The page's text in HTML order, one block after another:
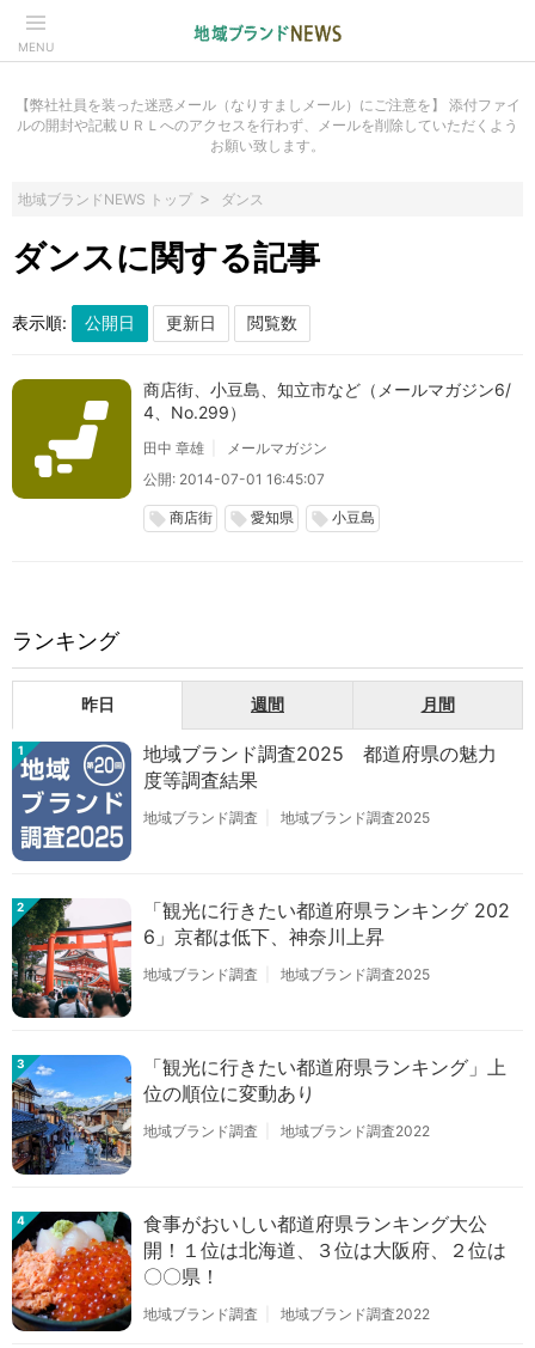
MENU
【弊社社員を装った迷惑メール（なりすましメール）にご注意を】 添付ファイ
ルの開封や記載ＵＲＬへのアクセスを行わず、メールを削除していただくよう
お願い致します。
地域ブランドNEWS トップ ダンス
ダンスに関する記事
表示順:
商店街、小豆島、知立市など（メールマガジン6/
4、No.299）
田中 章雄
メールマガジン
公開: 2014-07-01 16:45:07
local_offer 商店街 local_offer 愛知県 local_offer 小豆島
ランキング
昨日 週間 月間
1
地域ブランド調査2025 都道府県の魅力
度等調査結果
地域ブランド調査 地域ブランド調査2025
2
「観光に行きたい都道府県ランキング 202
6」京都は低下、神奈川上昇
地域ブランド調査 地域ブランド調査2025
3
「観光に行きたい都道府県ランキング」上
位の順位に変動あり
地域ブランド調査 地域ブランド調査2022
4
食事がおいしい都道府県ランキング大公
開！１位は北海道、３位は大阪府、２位は
〇〇県！
地域ブランド調査 地域ブランド調査2022